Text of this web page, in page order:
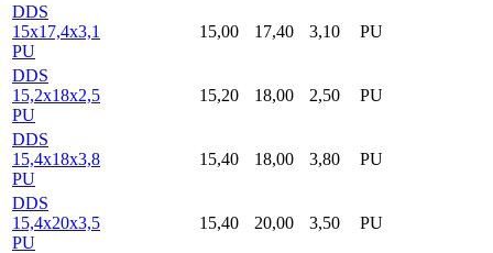
DDS
15x17,4x3,1
PU
15,00 17,40 3,10 PU
DDS
15,2x18x2,5
PU
15,20 18,00 2,50 PU
DDS
15,4x18x3,8
PU
15,40 18,00 3,80 PU
DDS
15,4x20x3,5
PU
15,40 20,00 3,50 PU